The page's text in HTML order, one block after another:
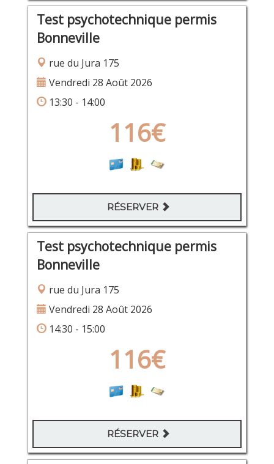
Test psychotechnique permis
Bonneville
rue du Jura 175
Vendredi 28 Août 2026
13:30 - 14:00
116€
RÉSERVER
Test psychotechnique permis
Bonneville
rue du Jura 175
Vendredi 28 Août 2026
14:30 - 15:00
116€
RÉSERVER